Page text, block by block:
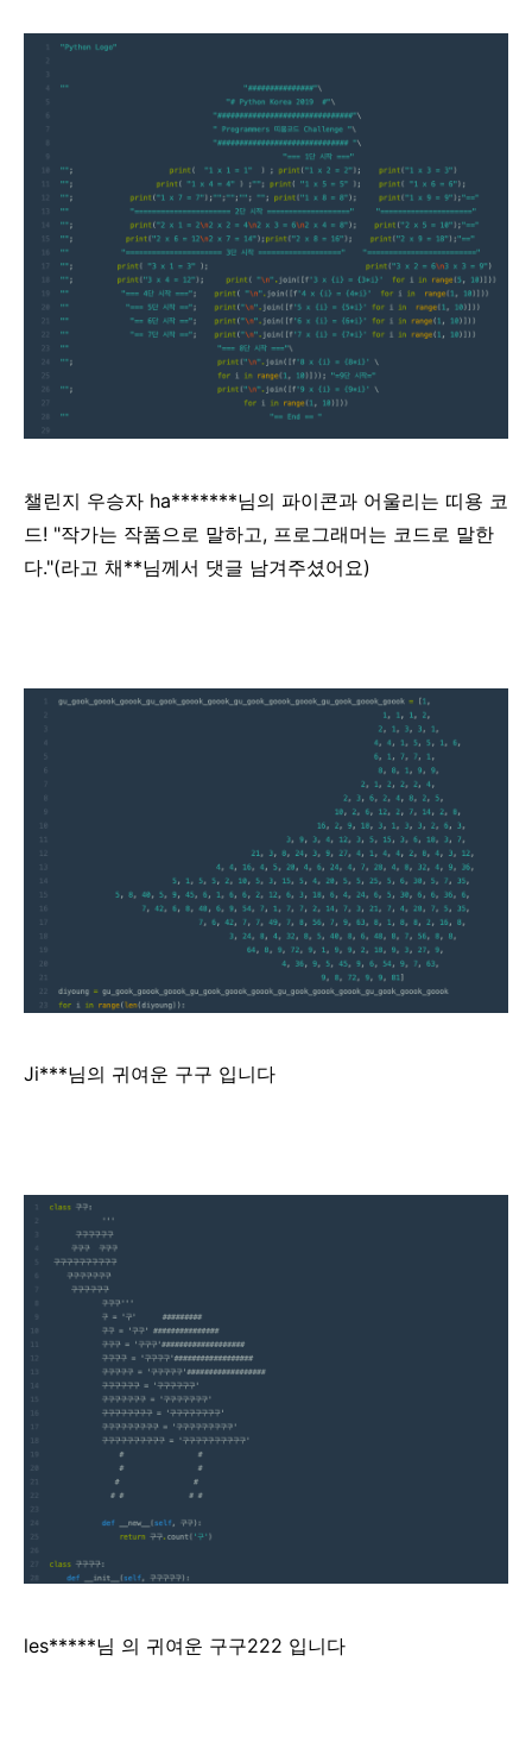
챌린지 우승자 ha*******님의 파이콘과 어울리는 띠용 코
드! "작가는 작품으로 말하고, 프로그래머는 코드로 말한
다."(라고 채**님께서 댓글 남겨주셨어요)
Ji***님의 귀여운 구구 입니다
les*****님 의 귀여운 구구222 입니다